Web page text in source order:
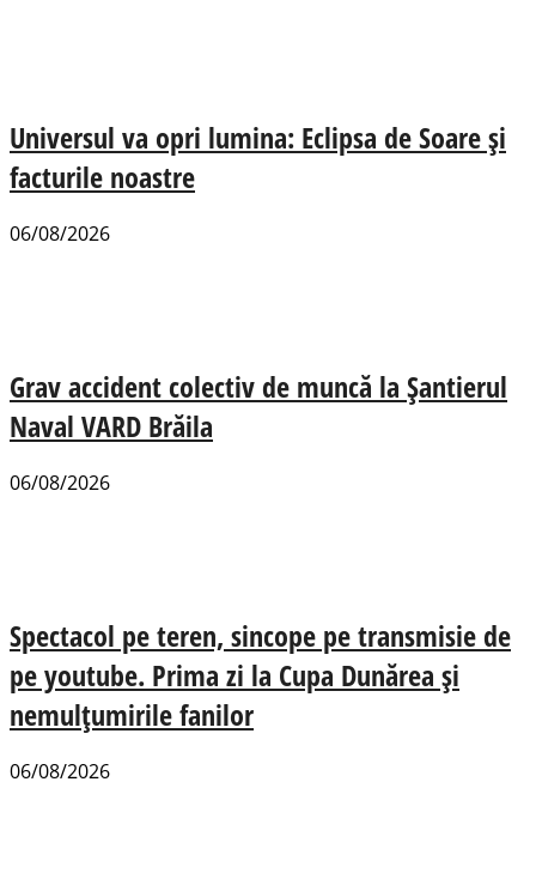
Universul va opri lumina: Eclipsa de Soare și
facturile noastre
06/08/2026
Grav accident colectiv de muncă la Șantierul
Naval VARD Brăila
06/08/2026
Spectacol pe teren, sincope pe transmisie de
pe youtube. Prima zi la Cupa Dunărea și
nemulțumirile fanilor
06/08/2026